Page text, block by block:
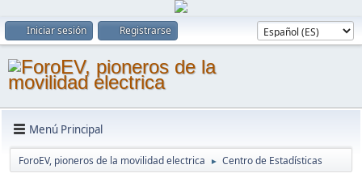
Iniciar sesión Registrarse
Menú Principal
ForoEV, pioneros de la movilidad electrica ► Centro de Estadísticas